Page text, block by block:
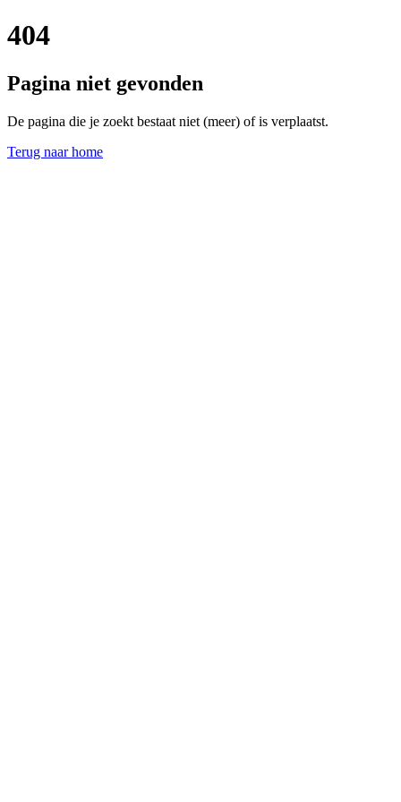
404
Pagina niet gevonden
De pagina die je zoekt bestaat niet (meer) of is verplaatst.
Terug naar home